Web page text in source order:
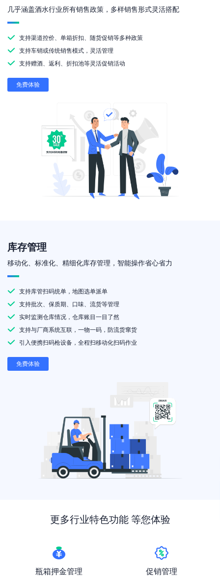
几乎涵盖酒水行业所有销售政策，多样销售形式灵活搭配
支持渠道控价、单箱折扣、随货促销等多种政策
支持车销或传统销售模式，灵活管理
支持赠酒、返利、折扣池等灵活促销活动
免费体验
库存管理
移动化、标准化、精细化库存管理，智能操作省心省力
支持库管扫码统单，地图选单派单
支持批次、保质期、口味、流货等管理
实时监测仓库情况，仓库账目一目了然
支持与厂商系统互联，一物一码，防流货窜货
引入便携扫码枪设备，全程扫移动化扫码作业
免费体验
更多行业特色功能 等您体验
瓶箱押金管理 促销管理